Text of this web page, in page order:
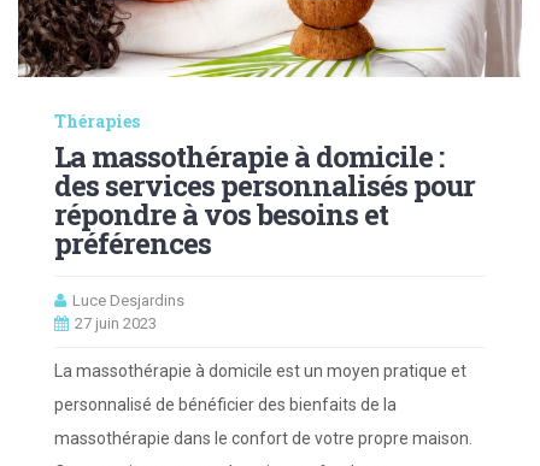
Thérapies
La massothérapie à domicile :
des services personnalisés pour
répondre à vos besoins et
préférences
Luce Desjardins
27 juin 2023
La massothérapie à domicile est un moyen pratique et
personnalisé de bénéficier des bienfaits de la
massothérapie dans le confort de votre propre maison.